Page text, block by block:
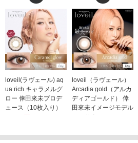
loveil(ラヴェール) aq
ua rich キャラメルグ
ロー 倖田來未プロデ
ュース（10枚入り）
loveil（ラヴェール）
Arcadia gold（アルカ
ディアゴールド） 倖
田來未イメージモデル
（10枚入り）